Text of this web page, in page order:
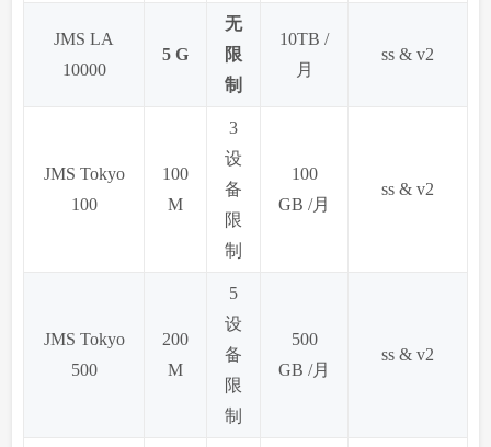
JMS LA
10000
5 G
无
限
制
10TB /
月
ss & v2
JMS Tokyo
100
100
M
3
设
备
限
制
100
GB /月
ss & v2
JMS Tokyo
500
200
M
5
设
备
限
制
500
GB /月
ss & v2